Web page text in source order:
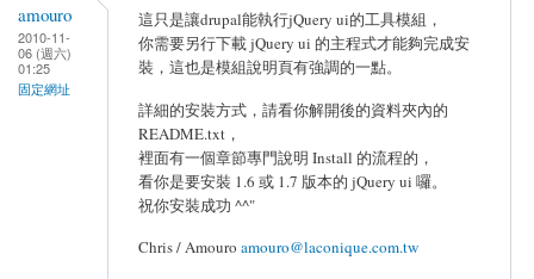
amouro
2010-11-
06 (週六)
01:25
固定網址
這只是讓drupal能執行jQuery ui的工具模組，
你需要另行下載 jQuery ui 的主程式才能夠完成安
裝，這也是模組說明頁有強調的一點。
詳細的安裝方式，請看你解開後的資料夾內的
README.txt，
裡面有一個章節專門說明 Install 的流程的，
看你是要安裝 1.6 或 1.7 版本的 jQuery ui 囉。
祝你安裝成功 ^^"
Chris / Amouro amouro@laconique.com.tw